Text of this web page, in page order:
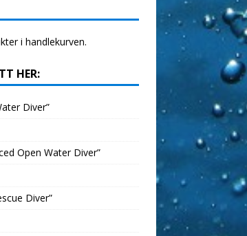
i handlekurven.
HER:
Diver”
Open Water Diver”
Diver”